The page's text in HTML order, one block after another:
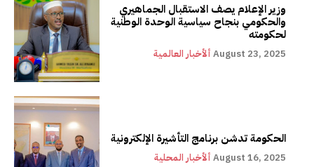
وزير الإعلام يصف الاستقبال الجماهيري
والحكومي بنجاح سياسية الوحدة الوطنية
لحكومته
ألأخبار العالمية August 23, 2025
الحكومة تدشن برنامج التأشيرة الإلكترونية
ألأخبار المحلية August 16, 2025